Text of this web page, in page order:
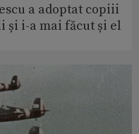
a adoptat copiii
și i-a mai făcut și el